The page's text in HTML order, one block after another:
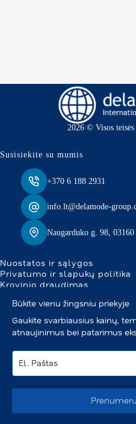
2026 © Visos teisės
Susisiekite su mumis
+370 6 188 2931
info.lt@delamode-
Naugarduko g. 98,
Nuostatos ir sąlygos
Privatumo ir slapukų politika
Krovinio draudimas
Būkite vienu žingsniu priekyje
Gaukite svarbiausius kainų,
atnaujinimus bei patarimus